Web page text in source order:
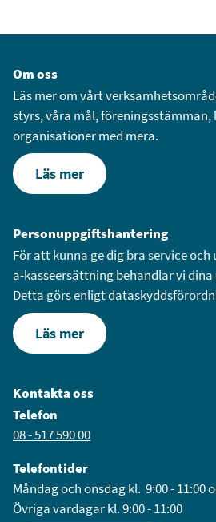
Om oss
Läs mer om vårt
styrs, våra mål,
organisationer med mera.
Läs mer
Personuppgiftshantering
För att kunna ge dig bra service
a-kasseersättning behandlar vi
Detta görs enligt
Läs mer
Kontakta oss
Telefon
08 - 517 590 00
Telefontider
Måndag och onsdag kl. 9:00 - 11:00
Övriga vardagar kl. 9:00 - 11:00